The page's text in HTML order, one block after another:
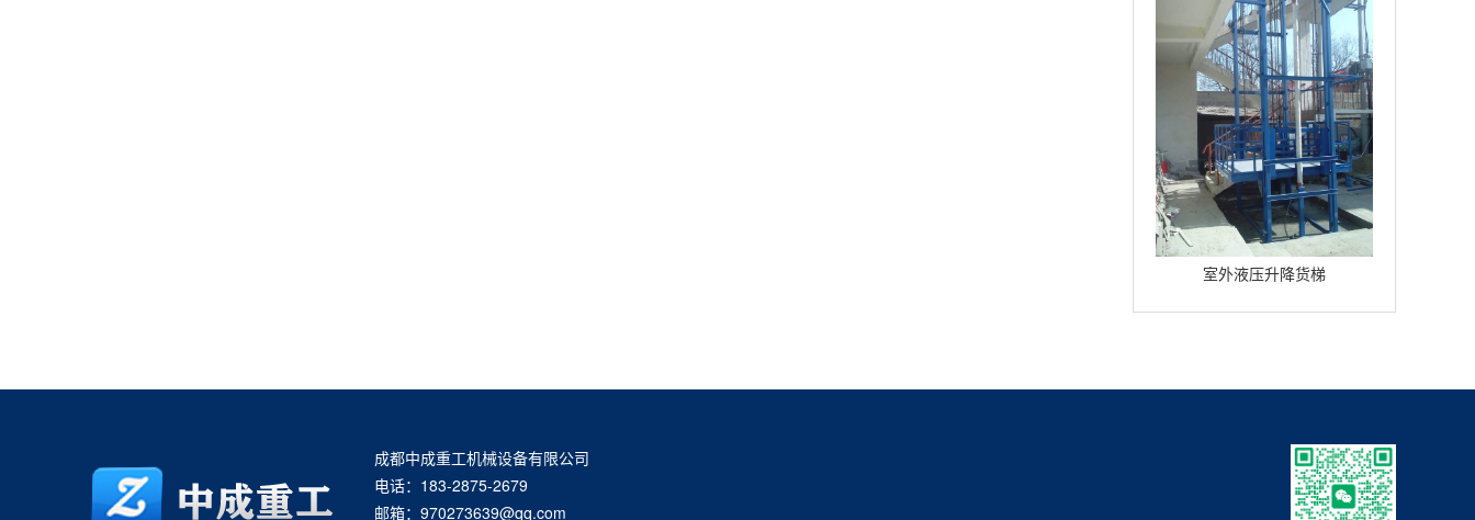
室外液压升降货梯
成都中成重工机械设备有限公司
电话：183-2875-2679
邮箱：970273639@qq.com